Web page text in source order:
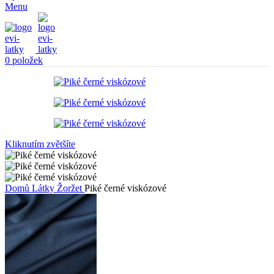
Menu
0 položek
Kliknutím zvětšíte
Domů Látky Žoržet Piké černé viskózové